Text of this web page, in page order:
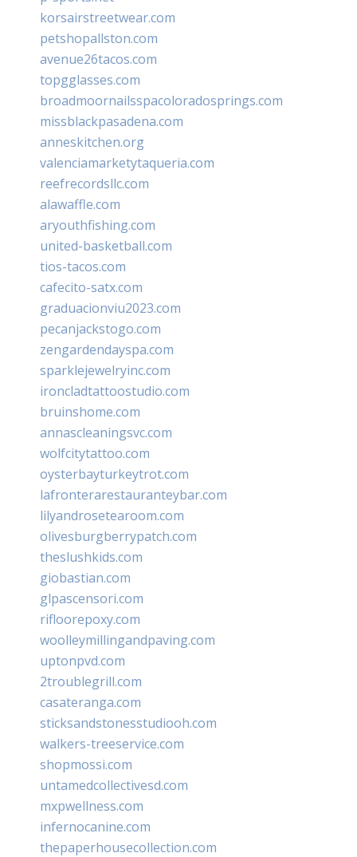
korsairstreetwear.com
petshopallston.com
avenue26tacos.com
topgglasses.com
broadmoornailsspacoloradosprings.com
missblackpasadena.com
anneskitchen.org
valenciamarketytaqueria.com
reefrecordsllc.com
alawaffle.com
aryouthfishing.com
united-basketball.com
tios-tacos.com
cafecito-satx.com
graduacionviu2023.com
pecanjackstogo.com
zengardendayspa.com
sparklejewelryinc.com
ironcladtattoostudio.com
bruinshome.com
annascleaningsvc.com
wolfcitytattoo.com
oysterbayturkeytrot.com
lafronterarestauranteybar.com
lilyandrosetearoom.com
olivesburgberrypatch.com
theslushkids.com
giobastian.com
glpascensori.com
rifloorepoxy.com
woolleymillingandpaving.com
uptonpvd.com
2troublegrill.com
casateranga.com
sticksandstonesstudiooh.com
walkers-treeservice.com
shopmossi.com
untamedcollectivesd.com
mxpwellness.com
infernocanine.com
thepaperhousecollection.com